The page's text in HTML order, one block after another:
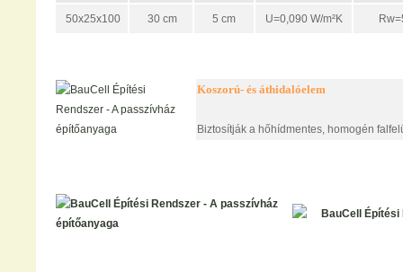
50x25x100 30 cm 5 cm U=0,090 W/m²K
Koszorú- és áthidalóelem
Biztosítják a hőhídmentes, homogén